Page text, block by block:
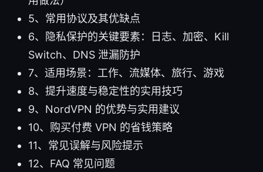
5、常用协议及其优缺点
6、隐私保护的关键要素：日志、加密、Kill
Switch、DNS 泄漏防护
7、适用场景：工作、流媒体、旅行、游戏
8、提升速度与稳定性的实用技巧
9、NordVPN 的优势与实用建议
10、购买付费 VPN 的省钱策略
11、常见误解与风险提示
12、FAQ 常见问题